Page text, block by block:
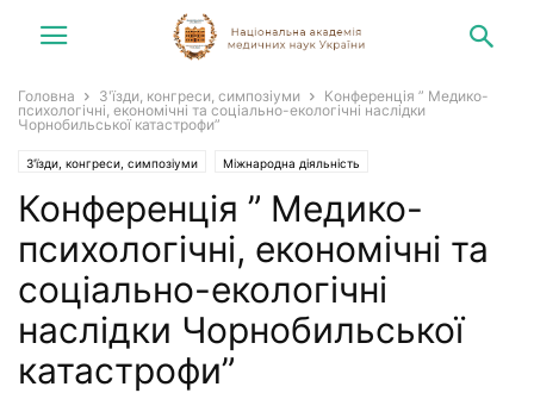
Головна З'їзди, конгреси, симпозіуми
Конференція ” Медико-
психологічні, економічні та соціально-екологічні наслідки
Чорнобильської катастрофи”
З'їзди, конгреси, симпозіуми Міжнародна діяльність
Конгреси, симпозіуми, зустрічі Новини
Конференція ” Медико-
психологічні, економічні та
соціально-екологічні
наслідки Чорнобильської
катастрофи”